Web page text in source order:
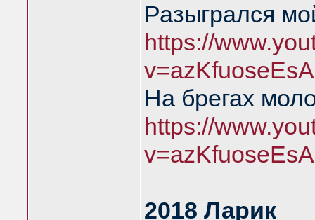
Разыгрался
https://
На брегах
https://
2018 Ларик